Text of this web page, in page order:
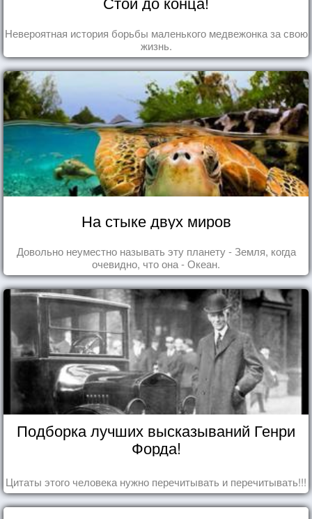
Невероятная история борьбы маленького медвежонка за свою
жизнь.
На стыке двух миров
Довольно неуместно называть эту планету - Земля, когда
очевидно, что она - Океан.
Подборка лучших высказываний Генри
Форда!
Цитаты этого человека нужно перечитывать и перечитывать!!!